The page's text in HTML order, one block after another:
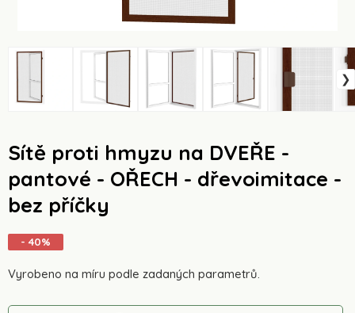
Sítě proti hmyzu na DVEŘE -
pantové - OŘECH - dřevoimitace -
bez příčky
- 40%
Vyrobeno na míru podle zadaných parametrů.